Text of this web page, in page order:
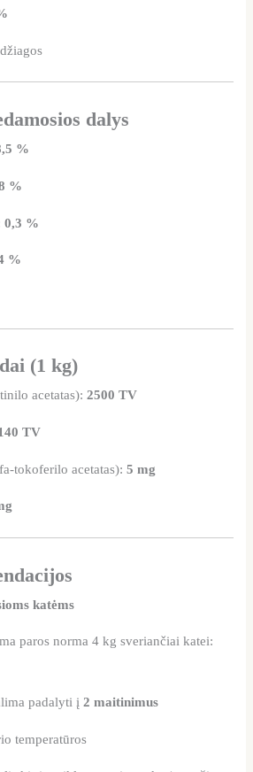
dalys
%
%
0,3 %
%
(1 kg)
acetatas):2500 TV
TV
tokoferilo acetatas):5 mg
katėms
paros norma 4 kg sveriančiai katei:
padalyti į2 maitinimus
temperatūros